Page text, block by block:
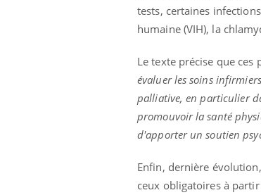
tests, certaines
humaine (VIH), la
Le texte précise que
évaluer les soins
palliative, en particulier
promouvoir la santé
d'apporter un soutien
Enfin, dernière
ceux obligatoires à